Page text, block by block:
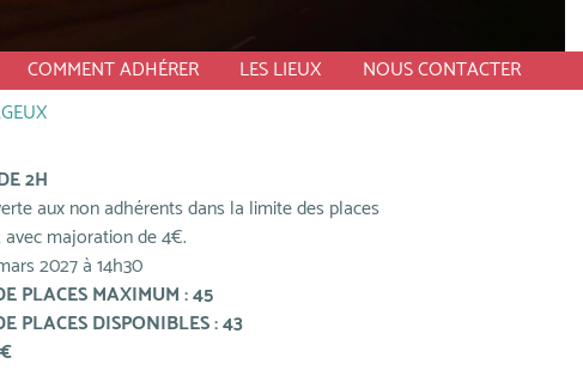
COMMENT ADHÉRER LES LIEUX
NOUS CONTACTER
2H
aux non adhérents dans la limite des places
avec majoration de 4€.
2027 à 14h30
PLACES MAXIMUM : 45
PLACES DISPONIBLES : 43